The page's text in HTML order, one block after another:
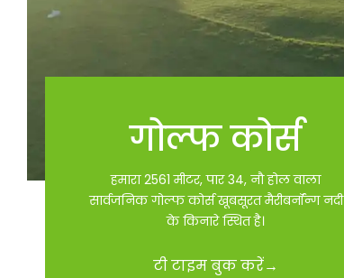
गोल्फ कोर्स
हमारा 2561 मीटर, पार 34, नौ होल वाला
सार्वजनिक गोल्फ कोर्स खूबसूरत मैरीबर्नॉन्ग नदी
के किनारे स्थित है।
टी टाइम बुक करें→